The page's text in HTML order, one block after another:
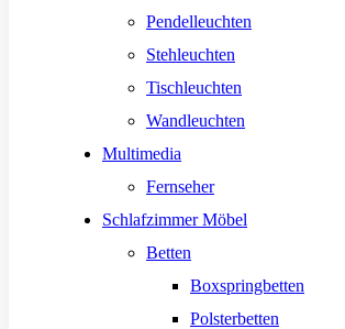
Pendelleuchten
Stehleuchten
Tischleuchten
Wandleuchten
Multimedia
Fernseher
Schlafzimmer Möbel
Betten
Boxspringbetten
Polsterbetten